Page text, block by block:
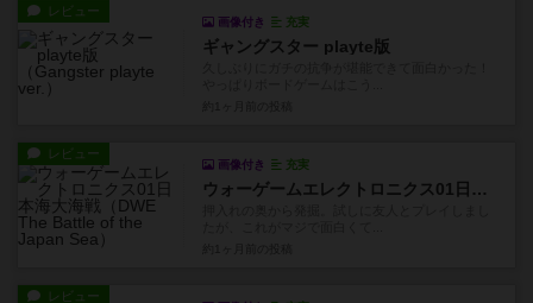
レビュー
画像付き 充実
ギャングスター playte版
レビュー
画像付き 充実
ウォーゲームエレクトロニクス01日本海大海戦
レビュー